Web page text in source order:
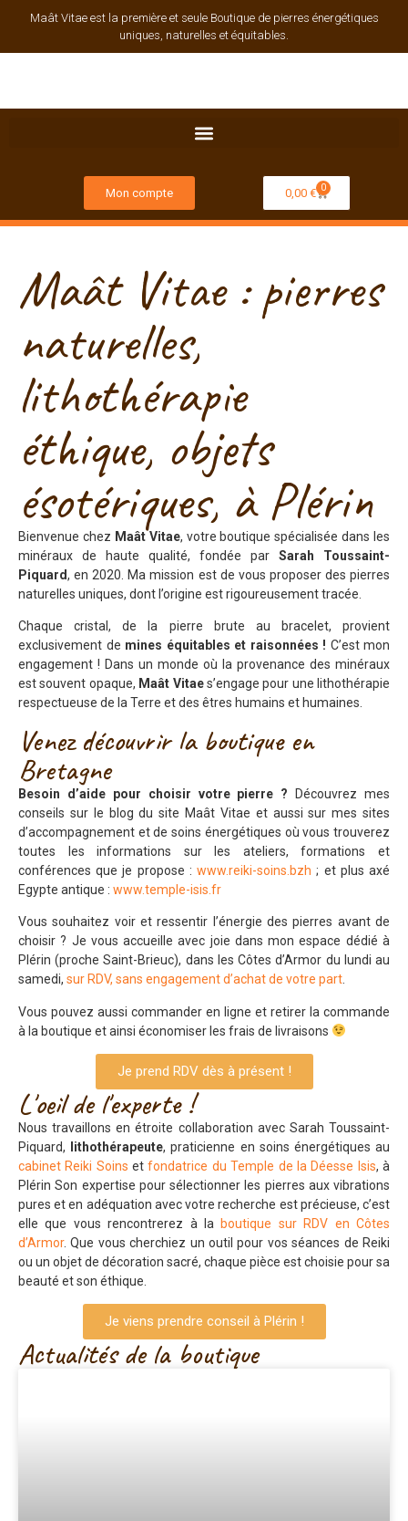
Maât Vitae est la première et seule Boutique de pierres énergétiques
uniques, naturelles et équitables.
Mon compte 0,00 € 0
Maât Vitae : pierres
naturelles,
lithothérapie
éthique, objets
ésotériques, à Plérin
Bienvenue chez Maât Vitae, votre boutique spécialisée dans les
minéraux de haute qualité, fondée par Sarah Toussaint-
Piquard, en 2020. Ma mission est de vous proposer des pierres
naturelles uniques, dont l’origine est rigoureusement tracée.
Chaque cristal, de la pierre brute au bracelet, provient
exclusivement de mines équitables et raisonnées ! C’est mon
engagement ! Dans un monde où la provenance des minéraux
est souvent opaque, Maât Vitaes’engage pour une lithothérapie
respectueuse de la Terre et des êtres humains et humaines.
Venez découvrir la boutique en
Bretagne
Besoin d’aide pour choisir votre pierre ?
Découvrez mes
conseils sur le blog du site Maât Vitae et aussi sur mes sites
d’accompagnement et de soins énergétiques où vous trouverez
toutes les informations sur les ateliers, formations et
conférences que je propose :www.reiki-soins.bzh ; et plus axé
Egypte antique : www.temple-isis.fr
Vous souhaitez voir et ressentir l’énergie des pierres avant de
choisir ? Je vous accueille avec joie dans mon espace dédié à
Plérin (proche Saint-Brieuc), dans les Côtes d’Armor du lundi au
samedi, sur RDV, sans engagement d’achat de votre part
Vous pouvez aussi commander en ligne et retirer la commande
à la boutique et ainsi économiser les frais de livraisons
Je prend RDV dès à présent !
L'oeil de l'experte !
Nous travaillons en étroite collaboration avec Sarah Toussaint-
Piquard,
lithothérapeute, praticienne en soins énergétiques au
cabinet Reiki Soins etfondatrice du Temple de la Déesse Isis, à
Plérin Son expertise pour sélectionner les pierres aux vibrations
pures et en adéquation avec votre recherche est précieuse, c’est
elle que vous rencontrerez à la boutique sur RDV en Côtes
d’Armor. Que vous cherchiez un outil pour vos séances de Reiki
ou un objet de décoration sacré, chaque pièce est choisie pour sa
beauté et son éthique.
Je viens prendre conseil à Plérin !
Actualités de la boutique